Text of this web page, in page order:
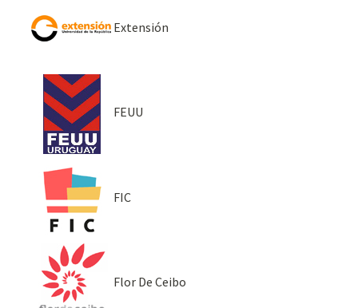
Extensión
FEUU
FIC
Flor De Ceibo